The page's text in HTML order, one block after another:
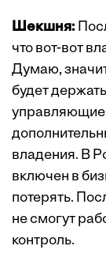
Шекшня:
что вот-вот
Думаю,
будет
владения. В
включен в
потерять.
не смогут
контроль.